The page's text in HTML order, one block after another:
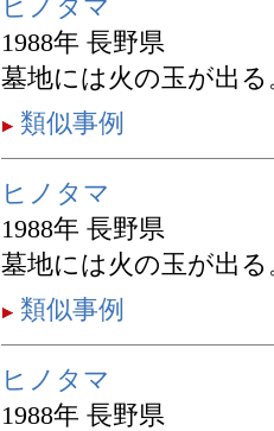
ヒノタマ
1988年 長野県
墓地には火の玉が出る
類似事例
ヒノタマ
1988年 長野県
墓地には火の玉が出る
類似事例
ヒノタマ
1988年 長野県